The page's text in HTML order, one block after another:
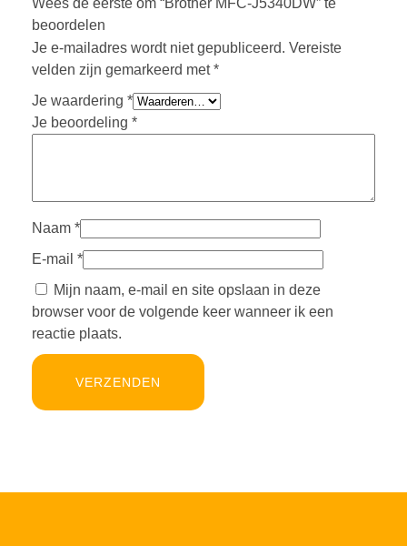
Wees de eerste om “Brother MFC-J5340DW” te
beoordelen
Je e-mailadres wordt niet gepubliceerd. Vereiste
velden zijn gemarkeerd met*
Je waardering *
Je beoordeling *
Naam *
E-mail *
Mijn naam, e-mail en site opslaan in deze
browser voor de volgende keer wanneer ik een
reactie plaats.